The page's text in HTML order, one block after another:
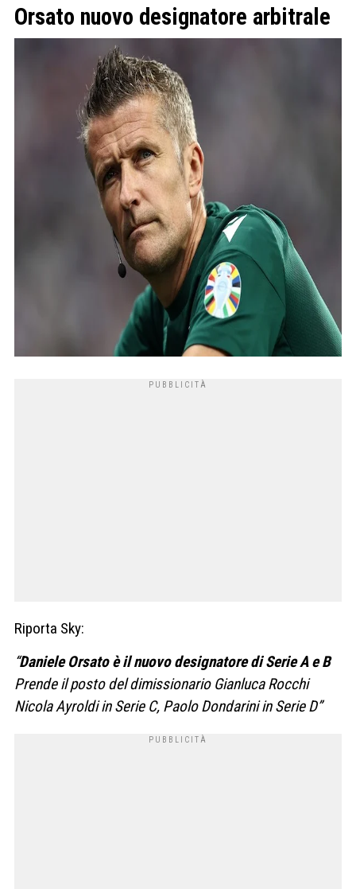
Orsato nuovo designatore arbitrale
Riporta Sky:
“Daniele Orsato è il nuovo designatore di Serie A e B
Prende il posto del dimissionario Gianluca Rocchi
Nicola Ayroldi in Serie C, Paolo Dondarini in Serie D”